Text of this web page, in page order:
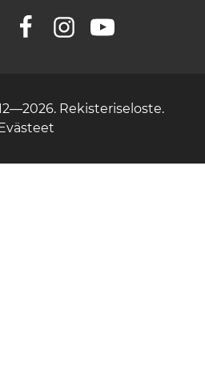
FacebookInstagramYouTube
Rekisteriseloste.
Evästeet